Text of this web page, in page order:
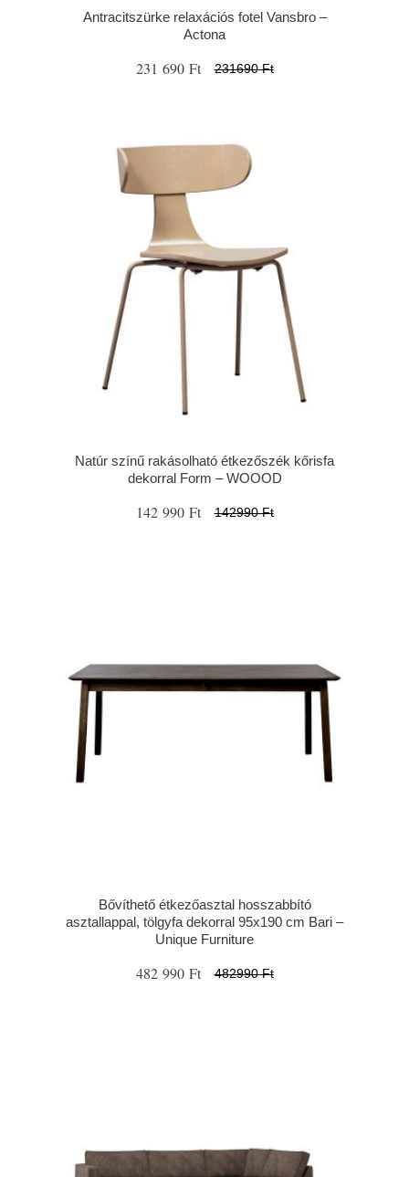
Antracitszürke relaxációs fotel Vansbro –
Actona
231 690 Ft 231690 Ft
Natúr színű rakásolható étkezőszék kőrisfa
dekorral Form – WOOOD
142 990 Ft 142990 Ft
Bővíthető étkezőasztal hosszabbító
asztallappal, tölgyfa dekorral 95x190 cm Bari –
Unique Furniture
482 990 Ft 482990 Ft